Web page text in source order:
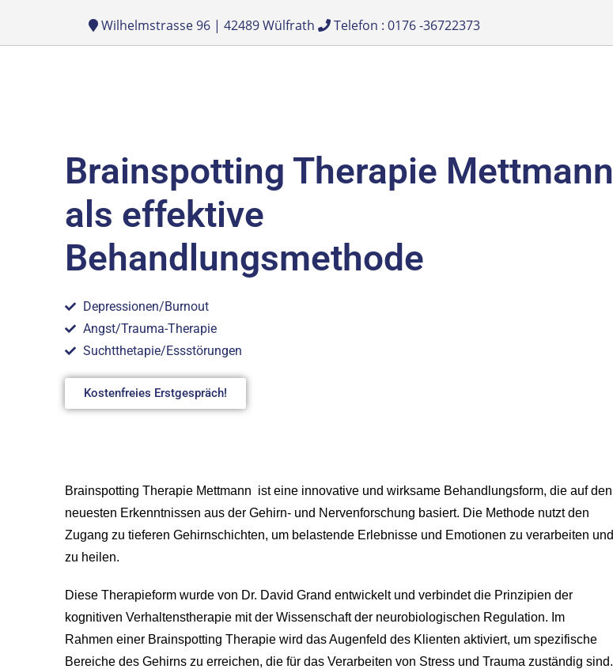
Wilhelmstrasse 96 | 42489 Wülfrath Telefon : 0176 -36722373
Brainspotting Therapie Mettmann
als effektive
Behandlungsmethode
Depressionen/Burnout
Angst/Trauma-Therapie
Suchtthetapie/Essstörungen
Kostenfreies Erstgespräch!
Brainspotting Therapie Mettmann ist eine innovative und wirksame Behandlungsform, die aufden
neuesten Erkenntnissen aus der Gehirn- und Nervenforschung basiert. Die Methode nutzt den
Zugang zu tieferen Gehirnschichten, um belastende Erlebnisse und Emotionen zu verarbeiten und
zu heilen.
Diese Therapieform wurde von Dr. David Grand entwickelt und verbindet die Prinzipien der
kognitiven Verhaltenstherapie mit der Wissenschaft der neurobiologischen Regulation. Im
Rahmen einer Brainspotting Therapie wird das Augenfeld des Klienten aktiviert, um spezifische
Bereiche des Gehirns zu erreichen, die für das Verarbeiten von Stress und Trauma zuständig sind.